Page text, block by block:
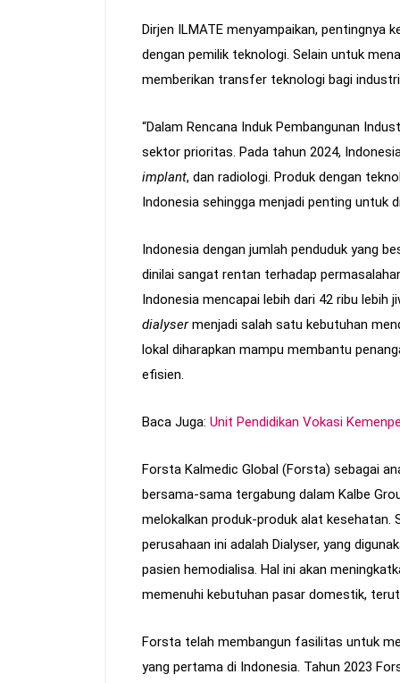
Dirjen ILMATE menyampaikan, pentingnya
dengan pemilik teknologi. Selain untuk
memberikan transfer teknologi bagi
“Dalam Rencana Induk Pembangunan
sektor prioritas. Pada tahun 2024,
implant, dan radiologi. Produk dengan
Indonesia sehingga menjadi penting untuk
Indonesia dengan jumlah penduduk yang
dinilai sangat rentan terhadap
Indonesia mencapai lebih dari 42 ribu lebih
dialysermenjadi salah satu kebutuhan
lokal diharapkan mampu membantu
efisien.
Baca Juga: Unit Pendidikan Vokasi
Forsta Kalmedic Global (Forsta) sebagai
bersama-sama tergabung dalam Kalbe
melokalkan produk-produk alat kesehatan.
perusahaan ini adalah Dialyser, yang
pasien hemodialisa. Hal ini akan
memenuhi kebutuhan pasar domestik,
Forsta telah membangun fasilitas untuk
yang pertama di Indonesia. Tahun 2023